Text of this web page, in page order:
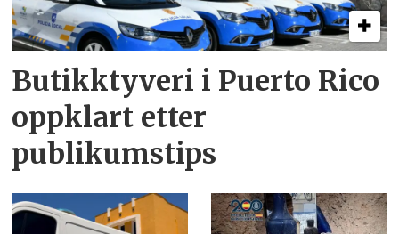
Butikktyveri i Puerto Rico
oppklart etter
publikumstips